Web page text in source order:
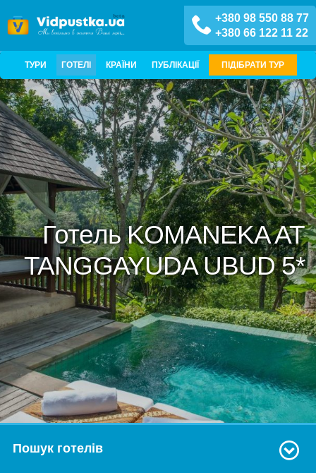
+380 98 550 88 77
+380 66 122 11 22
ТУРИ ГОТЕЛІ КРАЇНИ ПУБЛІКАЦІЇ ПІДІБРАТИ ТУР
Готель KOMANEKA AT
TANGGAYUDA UBUD 5*
Пошук готелів